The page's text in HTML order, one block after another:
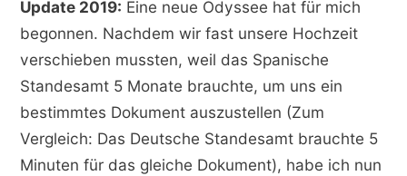
Update 2019: Eine neue Odyssee hat für mich
begonnen. Nachdem wir fast unsere Hochzeit
verschieben mussten, weil das Spanische
Standesamt 5 Monate brauchte, um uns ein
bestimmtes Dokument auszustellen (Zum
Vergleich: Das Deutsche Standesamt brauchte 5
Minuten für das gleiche Dokument), habe ich nun